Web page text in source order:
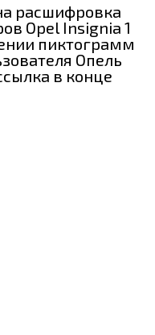
расшифровка
Opel Insignia 1
пиктограмм
Опель
в конце